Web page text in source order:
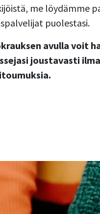
me löydämme
puolestasi.
avulla voit
joustavasti